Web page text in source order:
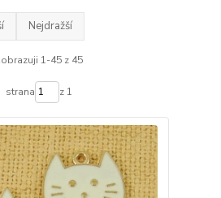
Nejdražší
1-45 z 45
strana z 1